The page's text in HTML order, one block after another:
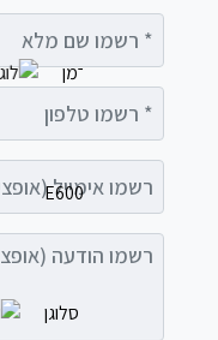
רשמו הודעה (אופציונלי)